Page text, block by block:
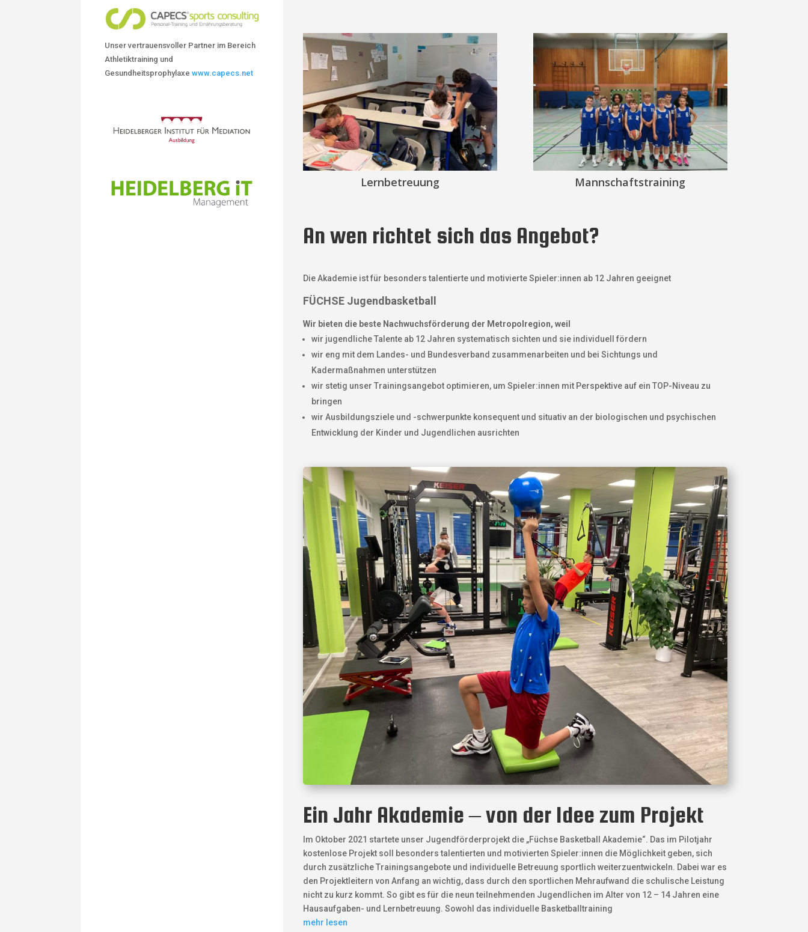
Unser vertrauensvoller Partner im Bereich
Athletiktraining und
Gesundheitsprophylaxewww.capecs.net
Lernbetreuung Mannschaftstraining
An wen richtet sich das Angebot?
Die Akademie ist für besonders talentierte und motivierte Spieler:innen ab 12 Jahren geeignet
FÜCHSEJugendbasketball
Wir bieten die beste Nachwuchsförderung der Metropolregion, weil
wir jugendliche Talente ab 12 Jahren systematisch sichten und sie individuell fördern
wir eng mit dem Landes- und Bundesverband zusammenarbeiten und bei Sichtungs und
Kadermaßnahmen unterstützen
wir stetig unser Trainingsangebot optimieren, um Spieler:innen mit Perspektive auf ein TOP-Niveau zu
bringen
wir Ausbildungsziele und -schwerpunkte konsequent und situativ an der biologischen und psychischen
Entwicklung der Kinder und Jugendlichen ausrichten
Ein Jahr Akademie – von der Idee zum Projekt
Im Oktober 2021 startete unser Jugendförderprojekt die „Füchse Basketball Akademie“. Das im Pilotjahr
kostenlose Projekt soll besonders talentierten und motivierten Spieler:innen die Möglichkeit geben, sich
durch zusätzliche Trainingsangebote und individuelle Betreuung sportlich weiterzuentwickeln. Dabei war es
den Projektleitern von Anfang an wichtig, dass durch den sportlichen Mehraufwand die schulische Leistung
nicht zu kurz kommt. So gibt es für die neun teilnehmenden Jugendlichen im Alter von 12 – 14 Jahren eine
Hausaufgaben- und Lernbetreuung. Sowohl das individuelle Basketballtraining
mehr lesen